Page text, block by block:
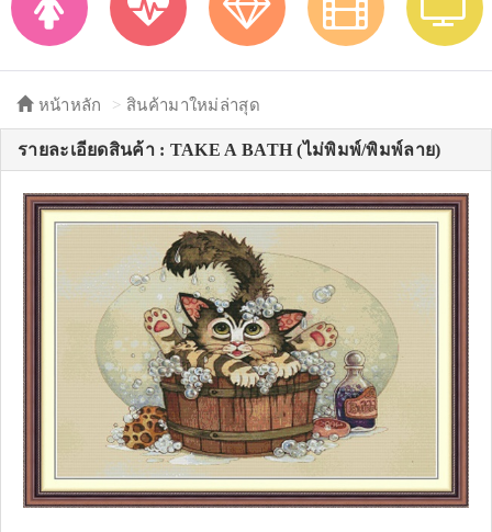
หน้าหลัก สินค้ามาใหม่ล่าสุด
รายละเอียดสินค้า : TAKE A BATH (ไม่พิมพ์/พิมพ์ลาย)